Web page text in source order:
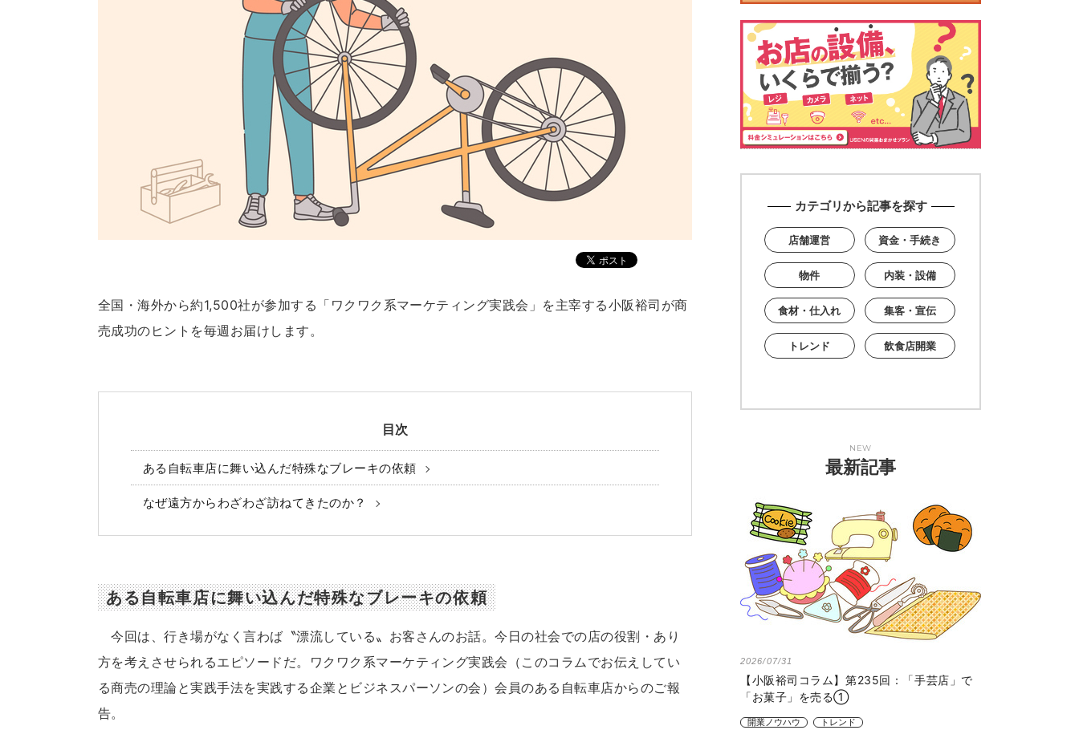
全国・海外から約1,500社が参加する「ワクワク系マーケティング実践会」を主宰する小阪裕司が商
売成功のヒントを毎週お届けします。
目次
ある自転車店に舞い込んだ特殊なブレーキの依頼
なぜ遠方からわざわざ訪ねてきたのか？
ある自転車店に舞い込んだ特殊なブレーキの依頼
今回は、行き場がなく言わば〝漂流している〟お客さんのお話。今日の社会での店の役割・あり
方を考えさせられるエピソードだ。ワクワク系マーケティング実践会（このコラムでお伝えしてい
る商売の理論と実践手法を実践する企業とビジネスパーソンの会）会員のある自転車店からのご報
告。
カテゴリから記事を探す
店舗運営 資金・手続き
物件 内装・設備
食材・仕入れ 集客・宣伝
トレンド 飲食店開業
NEW
最新記事
2026/07/31
【小阪裕司コラム】第235回：「手芸店」で
「お菓子」を売る①
開業ノウハウ トレンド